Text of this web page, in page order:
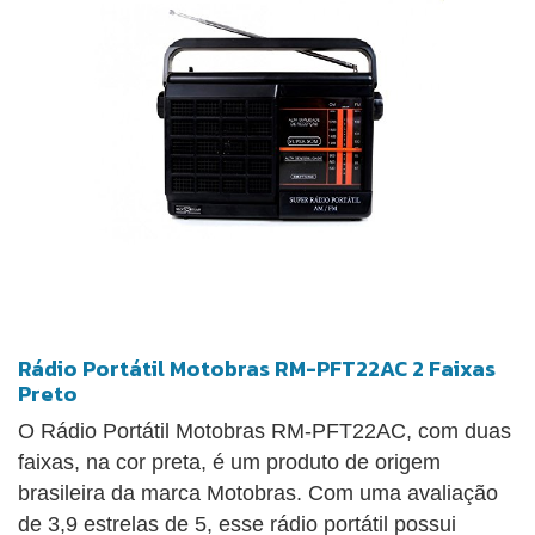
usar o aparelho em ambientes fechados, a fonte de
alimentação AC 100V garante audição contínua
sem preocupações com a energia.
Rádio Portátil Motobras RM-PFT22AC 2 Faixas
Preto
O Rádio Portátil Motobras RM-PFT22AC, com duas
faixas, na cor preta, é um produto de origem
brasileira da marca Motobras. Com uma avaliação
de 3,9 estrelas de 5, esse rádio portátil possui